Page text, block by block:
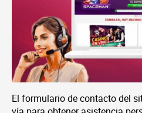
El formulario de contacto del